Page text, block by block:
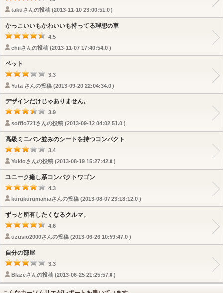
takuさんの投稿 (2013-11-10 23:00:51.0 )
かっこいいもかわいいも持ってる理想の車
4.5
chiiさんの投稿 (2013-11-07 17:40:54.0 )
ペット
3.3
Yuta さんの投稿 (2013-09-20 22:04:34.0 )
デザインだけじゃありません。
3.9
soffio721さんの投稿 (2013-09-12 04:02:51.0 )
高級ミニバン並みのシートを持つコンパクト
3.4
Yukioさんの投稿 (2013-08-19 15:27:42.0 )
ユニーク癒し系コンパクトワゴン
4.3
kurukurumaniaさんの投稿 (2013-08-07 23:18:12.0 )
ずっと所有したくなるクルマ。
4.6
uzusio2000さんの投稿 (2013-06-26 10:59:47.0 )
自分の部屋
3.3
Blazeさんの投稿 (2013-06-25 21:25:57.0 )